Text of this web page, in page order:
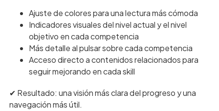
Ajuste de colores para una lectura más cómoda
Indicadores visuales del nivel actual y el nivel
objetivo en cada competencia
Más detalle al pulsar sobre cada competencia
Acceso directo a contenidos relacionados para
seguir mejorando en cada skill
✔︎ Resultado: una visión más clara del progreso y una
navegación más útil.